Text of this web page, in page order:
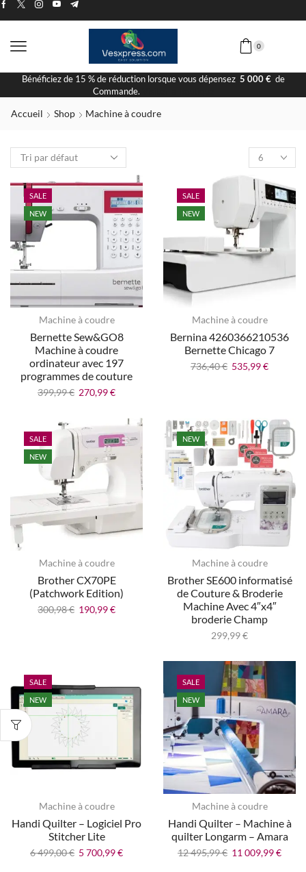
0
Bénéficiez de 15 % de réduction lorsque vous dépensez 5 000 €de
Commande.
Accueil Shop Machine à coudre
SALE
NEW
Machine à coudre
Bernette Sew&GO8
Machine à coudre
ordinateur avec 197
programmes de couture
399,99€ 270,99€
SALE
NEW
Machine à coudre
Bernina 4260366210536
Bernette Chicago 7
736,40€ 535,99€
SALE
NEW
Machine à coudre
Brother CX70PE
(Patchwork Edition)
300,98€ 190,99€
NEW
Machine à coudre
Brother SE600 informatisé
de Couture & Broderie
Machine Avec 4″x4″
broderie Champ
299,99€
SALE
NEW
Machine à coudre
Handi Quilter – Logiciel Pro
Stitcher Lite
6 499,00€ 5 700,99€
SALE
NEW
Machine à coudre
Handi Quilter – Machine à
quilter Longarm – Amara
12 495,99€ 11 009,99€